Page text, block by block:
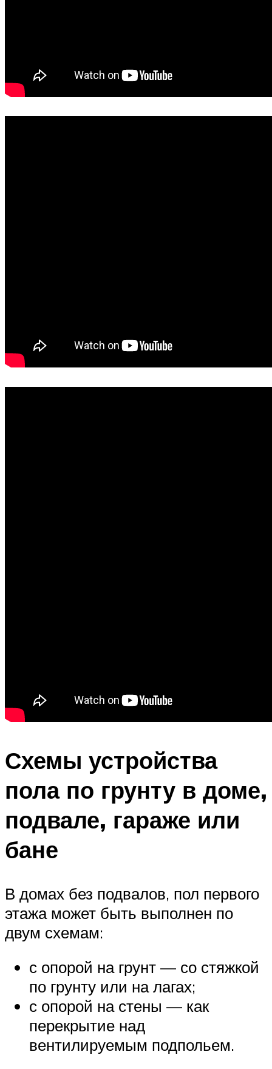
Схемы устройства
пола по грунту в доме,
подвале, гараже или
бане
В домах без подвалов, пол первого
этажа может быть выполнен по
двум схемам:
с опорой на грунт — со стяжкой
по грунту или на лагах;
с опорой на стены — как
перекрытие над
вентилируемым подпольем.